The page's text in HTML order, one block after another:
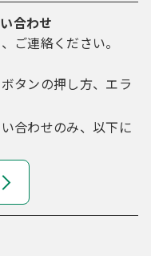
合わせ
ご連絡ください。
タンの押し方、エラ
合わせのみ、以下に